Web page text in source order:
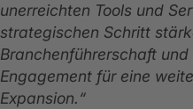
unerreichten Tools und
strategischen Schritt
Branchenführerschaft
Engagement für eine
Expansion.“